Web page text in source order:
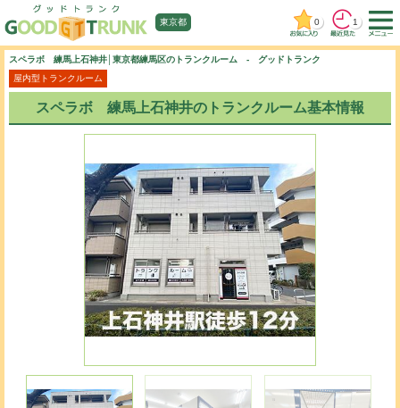
東京都 0 1
スペラボ 練馬上石神井│東京都練馬区のトランクルーム - グッドトランク
屋内型トランクルーム
スペラボ 練馬上石神井のトランクルーム基本情報